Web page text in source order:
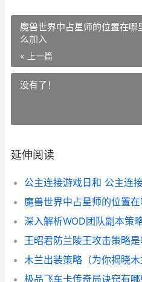
魔兽世界中占星师的位置在
么加入
« 上一篇
没有了！
延伸阅读
公主连接游戏日和 公主连
深入解析WOD团队副本策